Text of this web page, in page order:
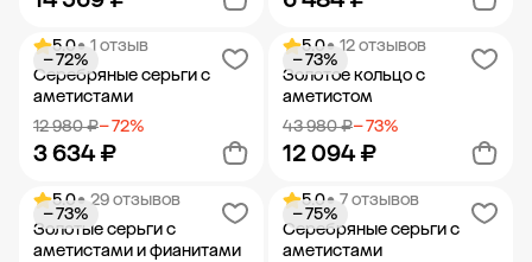
Добавить в корзину Добавить в корзину
5.0• 1 отзыв
Серебряные серьги с
аметистами
12 980 ₽− 72%
3 634 ₽
− 72%
Добавить в корзину
5.0• 12 отзывов
Золотое кольцо с
аметистом
43 980 ₽− 73%
12 094 ₽
− 73%
Добавить в корзину
5.0• 29 отзывов
Золотые серьги с
аметистами и фианитами
− 73%
5.0• 7 отзывов
Серебряные серьги с
аметистами
− 75%